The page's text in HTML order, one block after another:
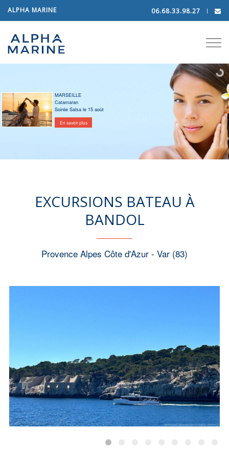
ALPHA MARINE 06.68.33.98.27
MARSEILLE
Catamaran
Soirée Salsa le 15 août
En savoir plus
EXCURSIONS BATEAU À
BANDOL
Provence Alpes Côte d'Azur - Var (83)